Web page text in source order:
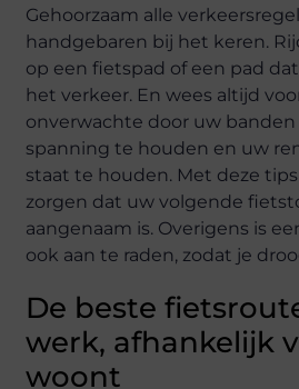
Gehoorzaam alle
handgebaren bij het keren.
op een fietspad of een pad
het verkeer. En wees altijd
onverwachte door uw
spanning te houden en uw
staat te houden. Met deze
zorgen dat uw volgende
aangenaam is. Overigens is
ook aan te raden, zodat je
De beste
werk, afhankelijk
woont